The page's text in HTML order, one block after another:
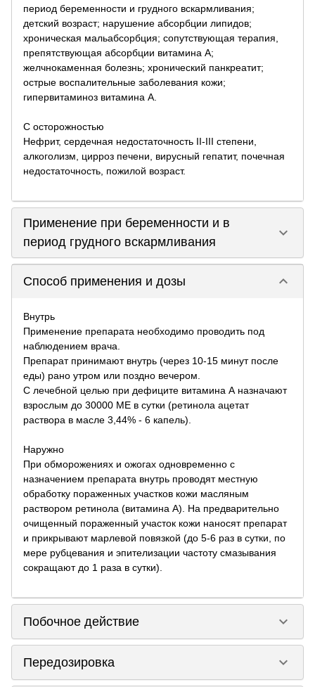
период беременности и грудного вскармливания;
детский возраст; нарушение абсорбции липидов;
хроническая мальабсорбция; сопутствующая терапия,
препятствующая абсорбции витамина А;
желчнокаменная болезнь; хронический панкреатит;
острые воспалительные заболевания кожи;
гипервитаминоз витамина А.
С осторожностью
Нефрит, сердечная недостаточность II-III степени,
алкоголизм, цирроз печени, вирусный гепатит, почечная
недостаточность, пожилой возраст.
Применение при беременности и в
период грудного вскармливания
keyboard_arrow_down
Способ применения и дозы keyboard_arrow_down
Внутрь
Применение препарата необходимо проводить под
наблюдением врача.
Препарат принимают внутрь (через 10-15 минут после
еды) рано утром или поздно вечером.
С лечебной целью при дефиците витамина А назначают
взрослым до 30000 ME в сутки (ретинола ацетат
раствора в масле 3,44% - 6 капель).
Наружно
При обморожениях и ожогах одновременно с
назначением препарата внутрь проводят местную
обработку пораженных участков кожи масляным
раствором ретинола (витамина А). На предварительно
очищенный пораженный участок кожи наносят препарат
и прикрывают марлевой повязкой (до 5-6 раз в сутки, по
мере рубцевания и эпителизации частоту смазывания
сокращают до 1 раза в сутки).
Побочное действие keyboard_arrow_down
Передозировка keyboard_arrow_down